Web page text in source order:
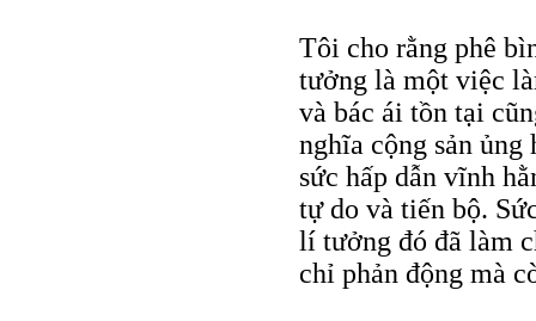
Tôi cho rằng phê
tưởng là một việc
và bác ái tồn tại
nghĩa cộng sản
sức hấp dẫn vĩnh
tự do và tiến bộ.
lí tưởng đó đã làm
chỉ phản động mà